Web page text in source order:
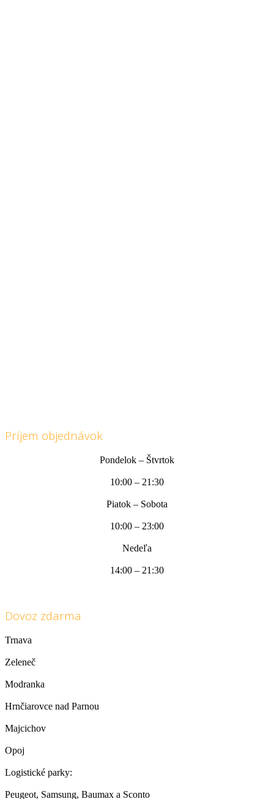
Príjem objednávok
Pondelok – Štvrtok
10:00 – 21:30
Piatok – Sobota
10:00 – 23:00
Nedeľa
14:00 – 21:30
Dovoz zdarma
Trnava
Zeleneč
Modranka
Hrnčiarovce nad Parnou
Majcichov
Opoj
Logistické parky:
Peugeot, Samsung, Baumax a Sconto